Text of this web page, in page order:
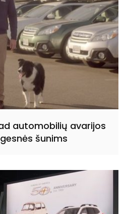
automobilių avarijos
šunims